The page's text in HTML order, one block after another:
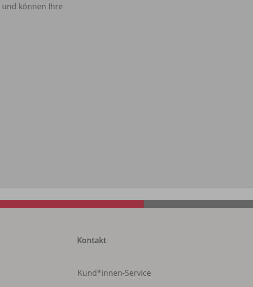
können Ihre
Kontakt
Kund*innen-Service